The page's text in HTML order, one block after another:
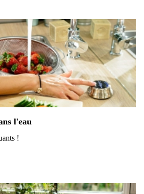
l'eau
!
FAQ pour trouver toutes les réponses à
Consulter notre FAQ
est là pour vous